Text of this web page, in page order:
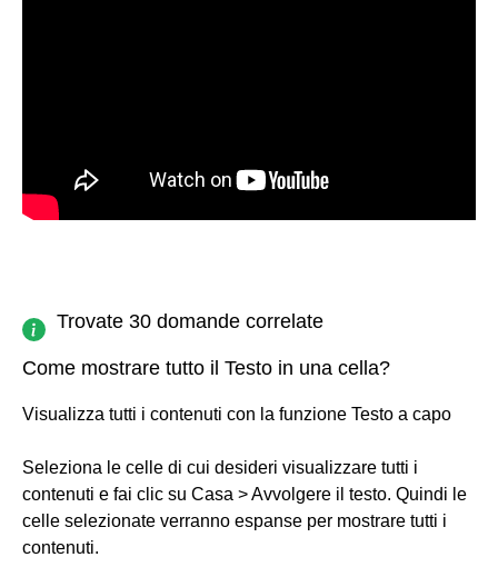
Trovate 30 domande correlate
Come mostrare tutto il Testo in una cella?
Visualizza tutti i contenuti con la funzione Testo a capo
Seleziona le celle di cui desideri visualizzare tutti i
contenuti e fai clic su Casa > Avvolgere il testo. Quindi le
celle selezionate verranno espanse per mostrare tutti i
contenuti.